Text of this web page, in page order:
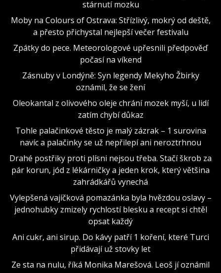
stárnutí mozku
Moby na Colours of Ostrava: Střízlivý, mokrý od deště,
a přesto přichystal nejlepší večer festivalu
Zpátky do pece. Meteorologové upřesnili předpověď
počasí na víkend
Zásnuby v Londýně: Syn legendy Mekyho Žbirky
oznámil, že se žení
Oleokantal z olivového oleje chrání mozek myší, u lidí
zatím chybí důkaz
Tohle palačinkové těsto je malý zázrak – 1 surovina
navíc a palačinky se už nepřilepí ani neroztrhnou
Drahé postřiky proti plísni nejsou třeba. Stačí škrob za
pár korun, jód z lékárničky a jeden krok, který většina
zahrádkářů vynechá
Vylepšená vajíčková pomazánka byla hvězdou oslavy –
jednohubky zmizely rychlostí blesku a recept si chtěl
opsat každý
Ani cukr, ani sirup. Do kávy patří 1 koření, které Turci
přidávají už stovky let
Ze sta na nulu, říká Monika Marešová. Leoš jí oznámil